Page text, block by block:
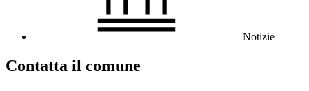
Notizie
Contatta il comune